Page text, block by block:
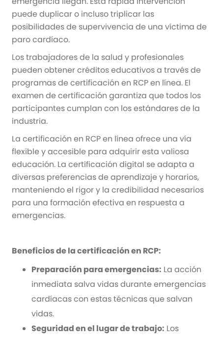
puede duplicar o incluso triplicar las
posibilidades de supervivencia de una víctima de
paro cardíaco.
Los trabajadores de la salud y profesionales
pueden obtener créditos educativos a través de
programas de certificación en RCP en línea. El
examen de certificación garantiza que todos los
participantes cumplan con los estándares de la
industria.
La certificación en RCP en línea ofrece una vía
flexible y accesible para adquirir esta valiosa
educación. La certificación digital se adapta a
diversas preferencias de aprendizaje y horarios,
manteniendo el rigor y la credibilidad necesarios
para una formación efectiva en respuesta a
emergencias.
Beneficios de la certificación en RCP:
Preparación para emergencias: La acción
inmediata salva vidas durante emergencias
cardíacas con estas técnicas que salvan
vidas.
Seguridad en el lugar de trabajo: Los